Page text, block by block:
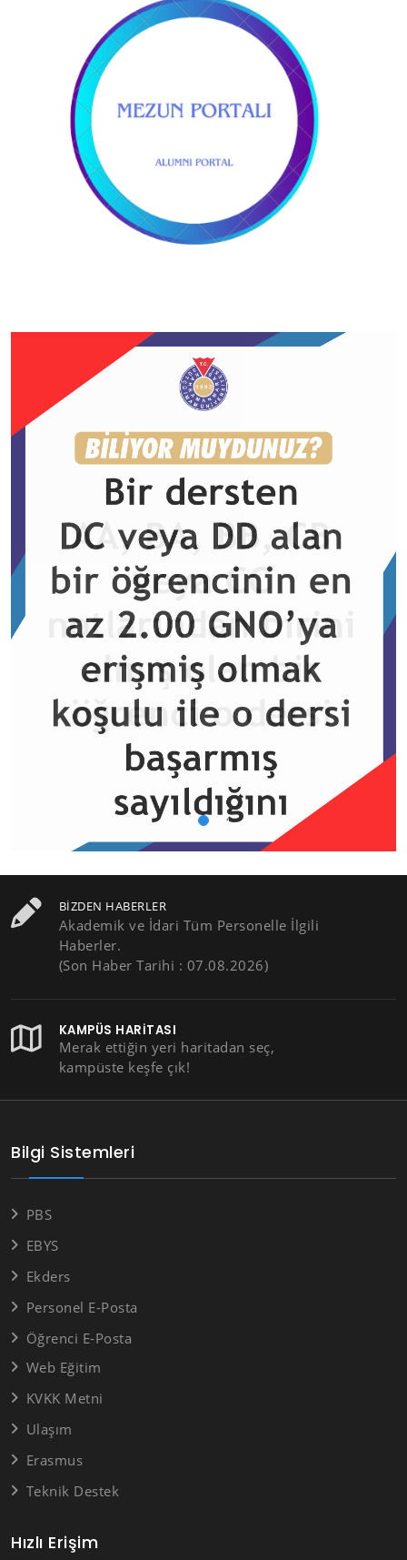
BIZDEN HABERLER
Akademik ve İdari Tüm Personelle İlgili
Haberler.
(Son Haber Tarihi : 07.08.2026)
KAMPÜS HARITASI
Merak ettiğin yeri haritadan seç,
kampüste keşfe çık!
Hızlı Erişim
Bilgi Sistemleri
PBS
EBYS
Ekders
Personel E-Posta
Öğrenci E-Posta
Web Eğitim
KVKK Metni
Ulaşım
Erasmus
Teknik Destek